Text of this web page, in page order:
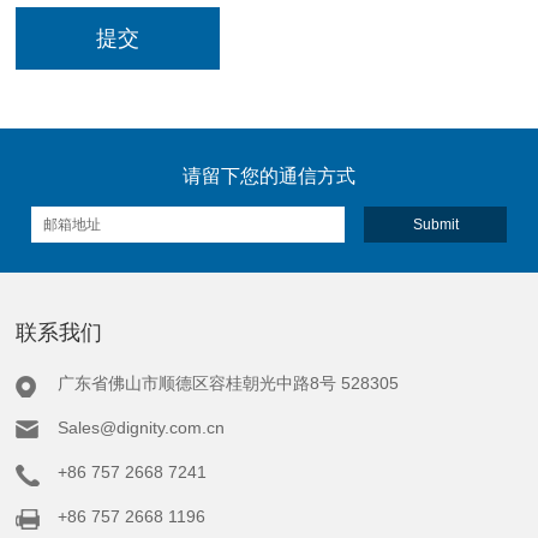
请留下您的通信方式
联系我们
广东省佛山市顺德区容桂朝光中路8号 528305
Sales@dignity.com.cn
+86 757 2668 7241
+86 757 2668 1196